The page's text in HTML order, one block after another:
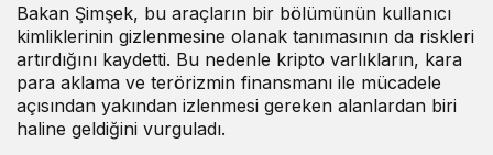
Bakan Şimşek, bu araçların bir bölümünün kullanıcı
kimliklerinin gizlenmesine olanak tanımasının da riskleri
artırdığını kaydetti. Bu nedenle kripto varlıkların, kara
para aklama ve terörizmin finansmanı ile mücadele
açısından yakından izlenmesi gereken alanlardan biri
haline geldiğini vurguladı.